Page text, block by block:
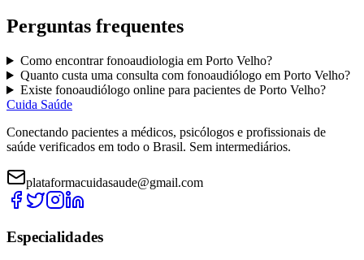
Perguntas frequentes
Como encontrarfonoaudiologia em Porto Velho?
Quanto custa uma consulta com fonoaudiólogoem Porto Velho?
Existe fonoaudiólogoonline para pacientes de Porto Velho?
Cuida Saúde
Conectando pacientes a médicos, psicólogos e profissionais de
saúde verificados em todo o Brasil. Sem intermediários.
plataformacuidasaude@gmail.com
Especialidades